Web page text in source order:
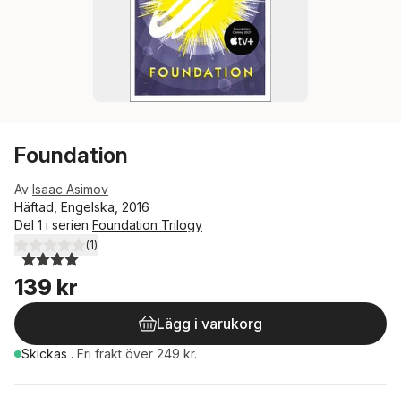
Foundation
Av Isaac Asimov
Häftad, Engelska, 2016
Del 1 i serien Foundation Trilogy
4,0utav 5 stjärnor. Totalt antal röster:
(1)
139 kr
Lägg i varukorg
Skickas . Fri frakt över 249 kr.